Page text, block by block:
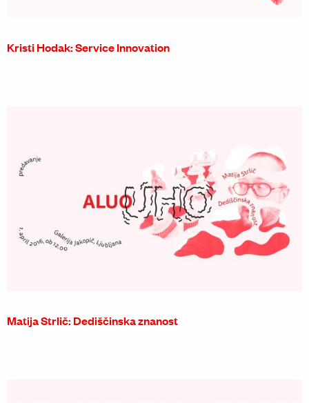
Kristi Hodak: Service Innovation
Matija Strlič: Dediščinska znanost